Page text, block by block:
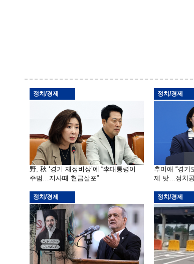
정치/경제
野, 秋 ‘경기 재정비상’에 “李대통령이
주범…지사때 현금살포”
정치/경제
추미애 “경기
제 탓…정치
정치/경제 정치/경제